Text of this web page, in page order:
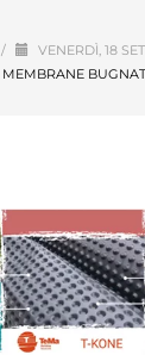
/ VENERDÌ, 18
MEMBRANE